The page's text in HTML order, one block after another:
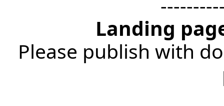
Landing
Please publish with